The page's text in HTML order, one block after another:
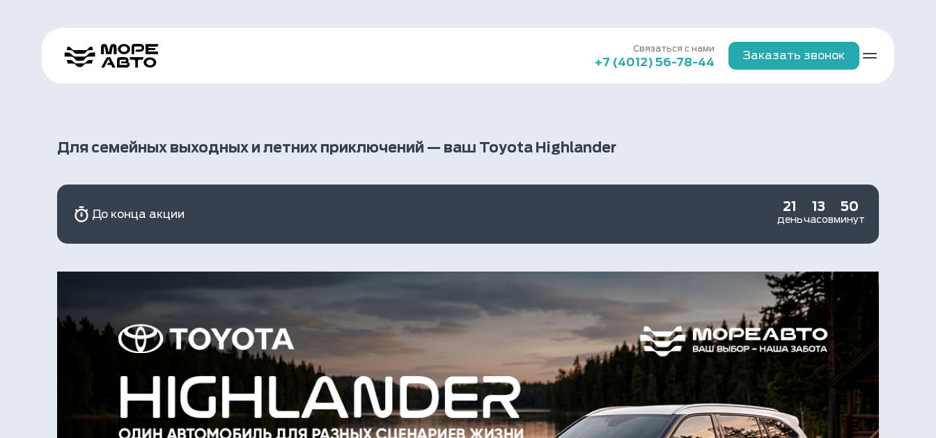
Связаться с нами
+7 (4012) 56-78-44
Заказать звонок
Для семейных выходных и летних приключений — ваш Toyota Highlander
До конца акции 21 13 50